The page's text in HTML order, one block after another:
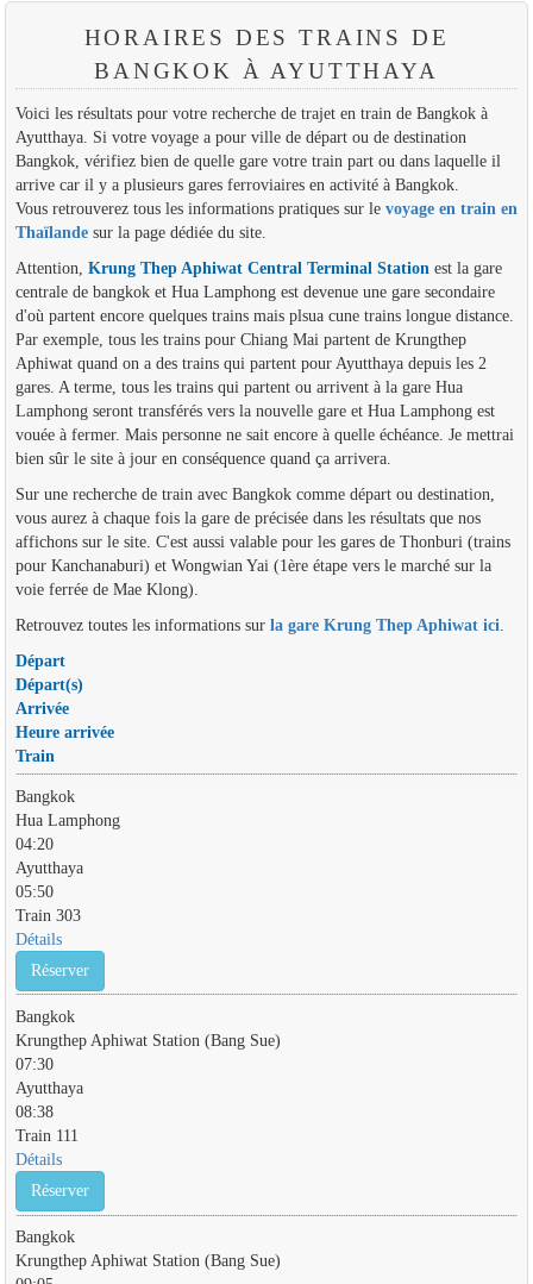
HORAIRES DES TRAINS DE
BANGKOK À AYUTTHAYA
Voici les résultats pour votre recherche de trajet en train de Bangkok à
Ayutthaya. Si votre voyage a pour ville de départ ou de destination
Bangkok, vérifiez bien de quelle gare votre train part ou dans laquelle il
arrive car il y a plusieurs gares ferroviaires en activité à Bangkok.
Vous retrouverez tous les informations pratiques sur le voyage en train en
Thaïlandesur la page dédiée du site.
Attention, Krung Thep Aphiwat Central Terminal Stationest la gare
centrale de bangkok et Hua Lamphong est devenue une gare secondaire
d'où partent encore quelques trains mais plsua cune trains longue distance.
Par exemple, tous les trains pour Chiang Mai partent de Krungthep
Aphiwat quand on a des trains qui partent pour Ayutthaya depuis les 2
gares. A terme, tous les trains qui partent ou arrivent à la gare Hua
Lamphong seront transférés vers la nouvelle gare et Hua Lamphong est
vouée à fermer. Mais personne ne sait encore à quelle échéance. Je mettrai
bien sûr le site à jour en conséquence quand ça arrivera.
Sur une recherche de train avec Bangkok comme départ ou destination,
vous aurez à chaque fois la gare de précisée dans les résultats que nos
affichons sur le site. C'est aussi valable pour les gares de Thonburi (trains
pour Kanchanaburi) et Wongwian Yai (1ère étape vers le marché sur la
voie ferrée de Mae Klong).
Retrouvez toutes les informations sur la gare Krung Thep Aphiwat ici.
Départ
Départ(s)
Arrivée
Heure arrivée
Train
Bangkok
Hua Lamphong
04:20
Ayutthaya
05:50
Train 303
Détails
Réserver
Bangkok
Krungthep Aphiwat Station (Bang Sue)
07:30
Ayutthaya
08:38
Train 111
Détails
Réserver
Bangkok
Krungthep Aphiwat Station (Bang Sue)